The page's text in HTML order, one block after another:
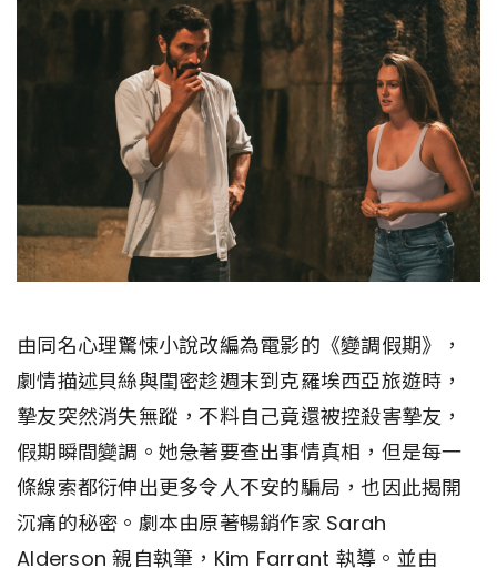
由同名心理驚悚小說改編為電影的《變調假期》，
劇情描述貝絲與閨密趁週末到克羅埃西亞旅遊時，
摯友突然消失無蹤，不料自己竟還被控殺害摯友，
假期瞬間變調。她急著要查出事情真相，但是每一
條線索都衍伸出更多令人不安的騙局，也因此揭開
沉痛的秘密。劇本由原著暢銷作家 Sarah
Alderson 親自執筆，Kim Farrant 執導。並由